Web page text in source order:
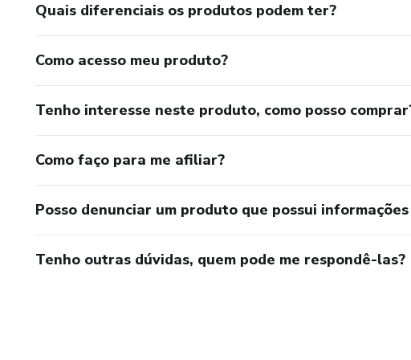
Quais diferenciais os produtos podem ter?
Como acesso meu produto?
Tenho interesse neste produto, como posso
Como faço para me afiliar?
Posso denunciar um produto que possui
Tenho outras dúvidas, quem pode me respondê-las?